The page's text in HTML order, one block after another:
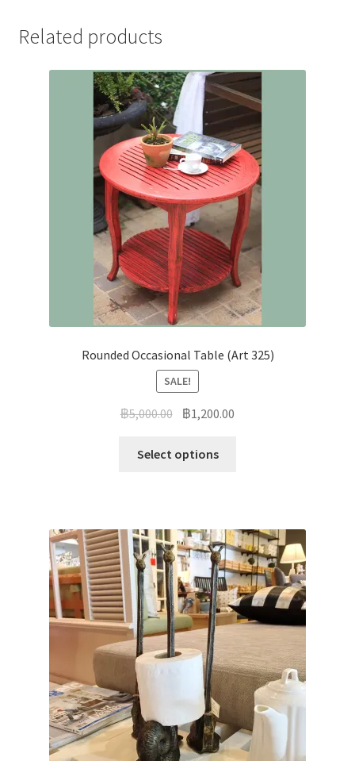
Related products
Rounded Occasional Table (Art 325)
SALE!
฿5,000.00 ฿1,200.00
Select options